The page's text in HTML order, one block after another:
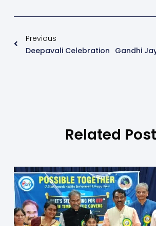
Previous
Deepavali Celebration
Related